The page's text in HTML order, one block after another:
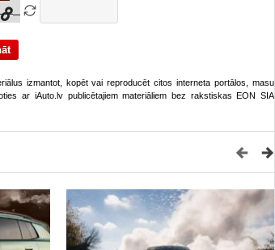
izmantot, kopēt vai reproducēt citos interneta portālos, masu
ar iAuto.lv publicētajiem materiāliem bez rakstiskas EON SIA